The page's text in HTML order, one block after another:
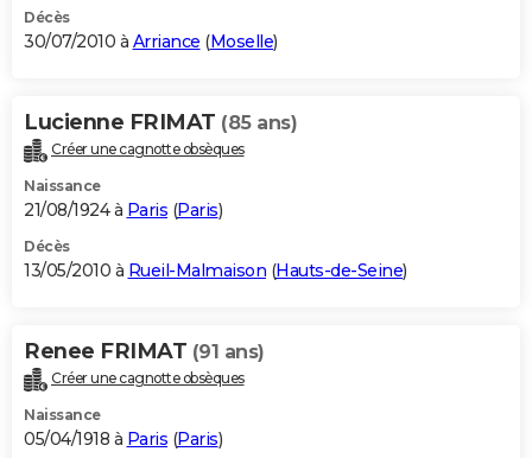
Décès
30/07/2010 à Arriance (Moselle)
Lucienne FRIMAT (85 ans)
Créer une cagnotte obsèques
Naissance
21/08/1924 à Paris (Paris)
Décès
13/05/2010 à Rueil-Malmaison (Hauts-de-Seine)
Renee FRIMAT (91 ans)
Créer une cagnotte obsèques
Naissance
05/04/1918 à Paris (Paris)